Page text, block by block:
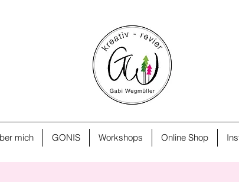
mich GONIS Workshops Online Shop